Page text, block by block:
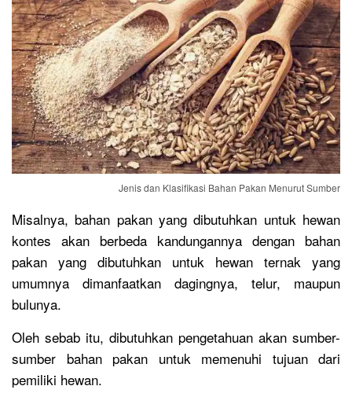
Jenis dan Klasifikasi Bahan Pakan Menurut Sumber
Misalnya, bahan pakan yang dibutuhkan untuk hewan
kontes akan berbeda kandungannya dengan bahan
pakan yang dibutuhkan untuk hewan ternak yang
umumnya dimanfaatkan dagingnya, telur, maupun
bulunya.
Oleh sebab itu, dibutuhkan pengetahuan akan sumber-
sumber bahan pakan untuk memenuhi tujuan dari
pemiliki hewan.